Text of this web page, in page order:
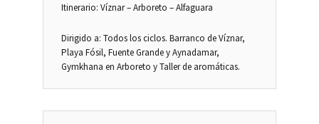
Itinerario: Víznar – Arboreto – Alfaguara
Dirigido a: Todos los ciclos. Barranco de Víznar,
Playa Fósil, Fuente Grande y Aynadamar,
Gymkhana en Arboreto y Taller de aromáticas.